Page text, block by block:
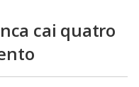
cai quatro